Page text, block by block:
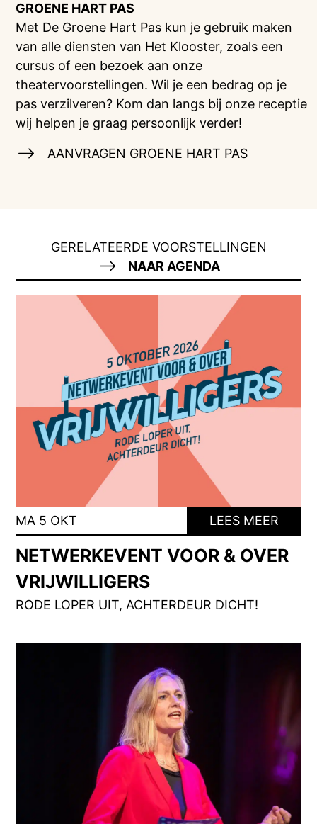
GROENE HART PAS
Met De Groene Hart Pas kun je gebruik maken
van alle diensten van Het Klooster, zoals een
cursus of een bezoek aan onze
theatervoorstellingen. Wil je een bedrag op je
pas verzilveren? Kom dan langs bij onze receptie
wij helpen je graag persoonlijk verder!
AANVRAGEN GROENE HART PAS
GERELATEERDE VOORSTELLINGEN
NAAR AGENDA
MA 5 OKT LEES MEER
NETWERKEVENT VOOR & OVER
VRIJWILLIGERS
RODE LOPER UIT, ACHTERDEUR DICHT!